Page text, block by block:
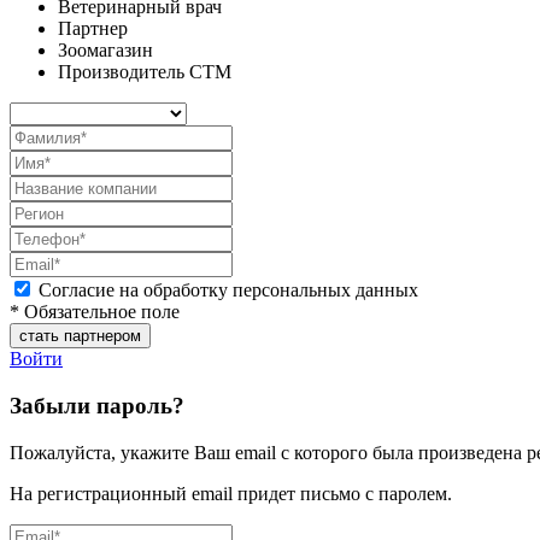
Ветеринарный врач
Партнер
Зоомагазин
Производитель СТМ
Согласие на обработку персональных данных
* Обязательное поле
Войти
Забыли пароль?
Пожалуйста, укажите Ваш email с которого была произведена
На регистрационный email придет письмо с паролем.